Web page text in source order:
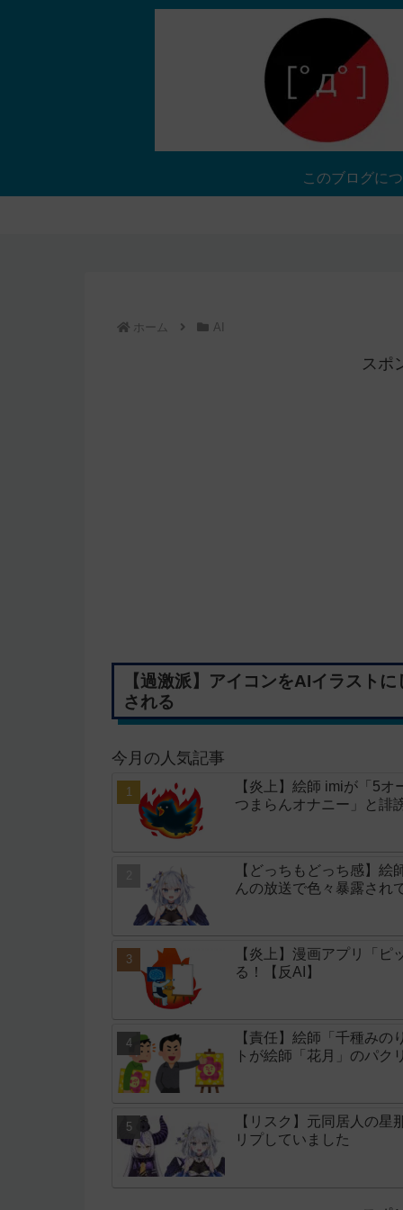
このブログに
ホーム AI
スポ
【過激派】アイコンをAIイラスト
される
今月の人気記事
【炎上】絵師 imiが「5
つまらんオナニー」と誹
【どっちもどっち感】
んの放送で色々暴露され
【炎上】漫画アプリ「
る！【反AI】
【責任】絵師「千種み
トが絵師「花月」のパク
【リスク】元同居人の
リプしていました